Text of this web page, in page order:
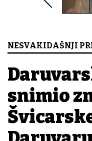
NESVAKIDAŠNJI
snimio